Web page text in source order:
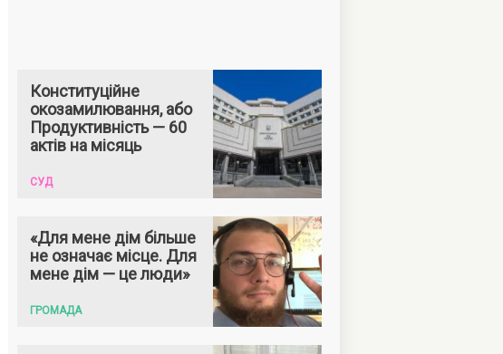
Конституційне
окозамилювання, або
Продуктивність — 60
актів на місяць
СУД
«Для мене дім більше
не означає місце. Для
мене дім — це люди»
ГРОМАДА